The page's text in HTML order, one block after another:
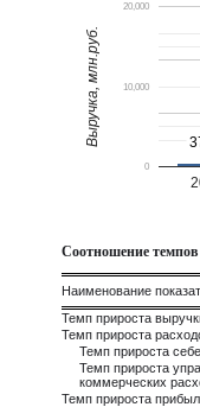
0
10,000
20,000
Выручка, млн.руб.
Соотношение
Наименование
Темп прироста
Темп прироста
Темп прироста
Темп прироста
коммерческих
Темп прироста